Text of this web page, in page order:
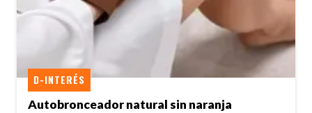
Autobronceador natural sin naranja
D-INTERÉS